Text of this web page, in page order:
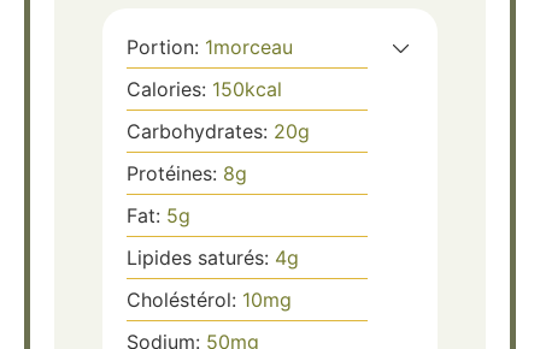
Portion: 1morceau
Calories: 150kcal
Carbohydrates: 20g
Protéines: 8g
Fat: 5g
Lipides saturés: 4g
Choléstérol: 10mg
Sodium: 50mg